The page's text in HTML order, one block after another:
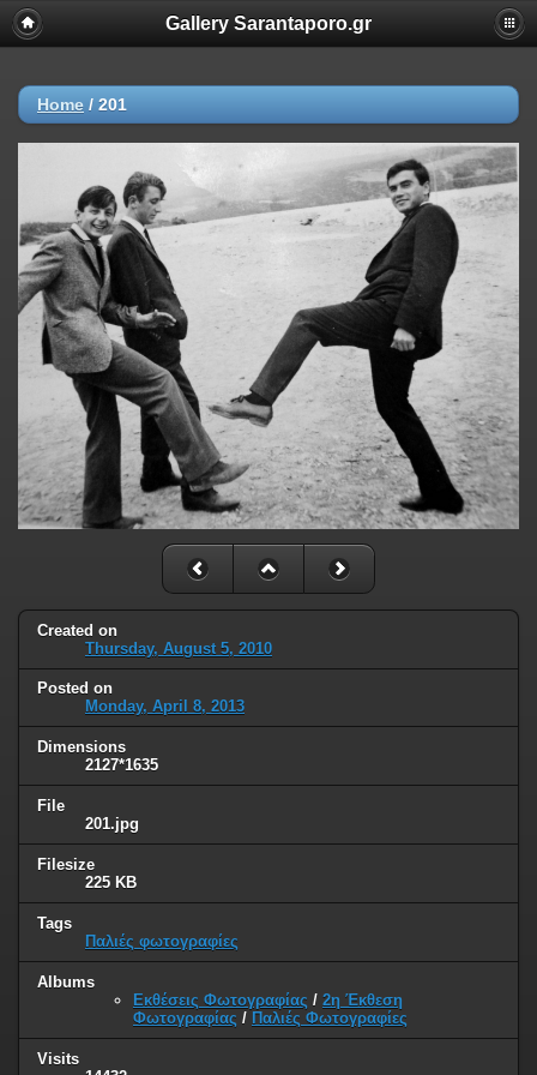
Gallery Sarantaporo.gr
Home / 201
Created on
Thursday, August 5, 2010
Posted on
Monday, April 8, 2013
Dimensions
2127*1635
File
201.jpg
Filesize
225 KB
Tags
Παλιές φωτογραφίες
Albums
Εκθέσεις Φωτογραφίας / 2η Έκθεση
Φωτογραφίας / Παλιές Φωτογραφίες
Visits